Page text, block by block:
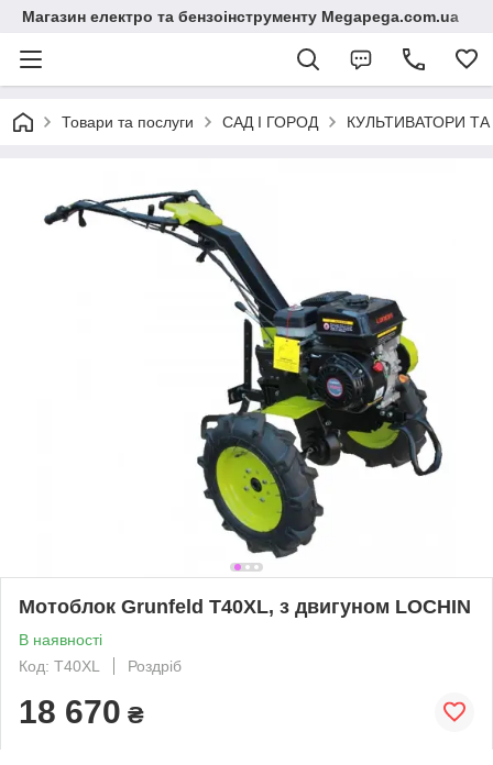
Магазин електро та бензоінструменту Megapega.com.ua
Товари та послуги САД І ГОРОД КУЛЬТИВАТОРИ
Мотоблок Grunfeld T40XL, з двигуном LOCHIN
В наявності
Код: T40XL
Роздріб
18 670 ₴